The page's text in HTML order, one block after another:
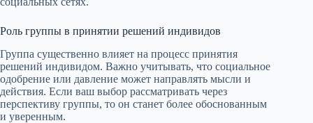
Роль группы в принятии решений индивидов
Группа существенно влияет на процесс принятия
решений индивидом. Важно учитывать, что социальное
одобрение или давление может направлять мысли и
действия. Если ваш выбор рассматривать через
перспективу группы, то он станет более обоснованным
и уверенным.